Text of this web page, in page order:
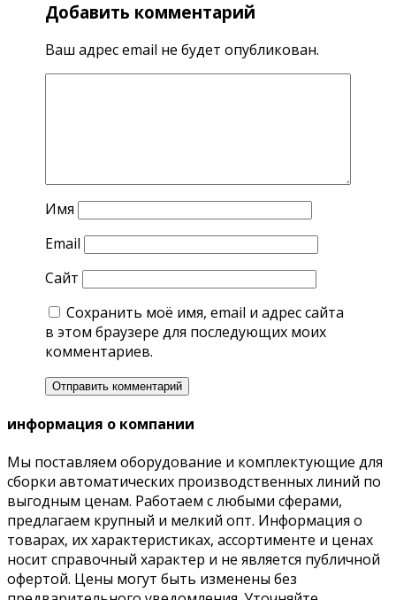
Добавить комментарий
Ваш адрес email не будет опубликован.
Имя
Email
Сайт
Сохранить моё имя, email и адрес сайта
в этом браузере для последующих моих
комментариев.
информация о компании
Мы поставляем оборудование и комплектующие для
сборки автоматических производственных линий по
выгодным ценам. Работаем с любыми сферами,
предлагаем крупный и мелкий опт. Информация о
товарах, их характеристиках, ассортименте и ценах
носит справочный характер и не является публичной
офертой. Цены могут быть изменены без